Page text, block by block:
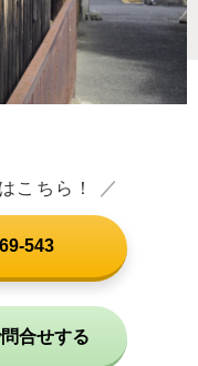
こちら！ ／
543
合せする